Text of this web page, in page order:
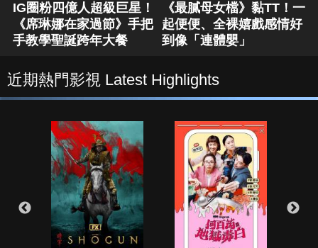
IG圈粉四億人超級巨星！
《席琳娜在家過節》手把
手教學聖誕跨年大餐
《最膩母女檔》黏TT！一
起便便、全裸嬉戲感情好
到像「連體嬰」
近期熱門影視 Latest Highlights